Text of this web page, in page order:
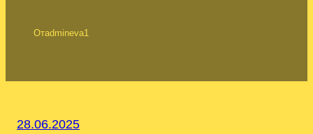
Отadmineva1
28.06.2025